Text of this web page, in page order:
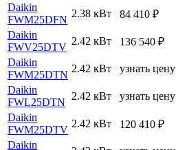
Daikin
FWM25DFN
2.38 кВт 84 410 ₽
Daikin
FWV25DTV
2.42 кВт 136 540 ₽
Daikin
FWM25DTN
2.42 кВт узнать цену
Daikin
FWL25DTN
2.42 кВт узнать цену
Daikin
FWM25DTV
2.42 кВт 120 410 ₽
Daikin